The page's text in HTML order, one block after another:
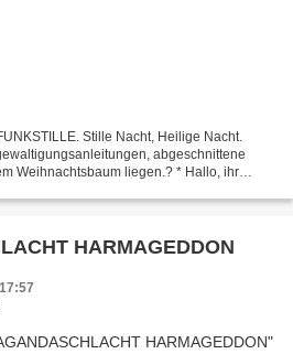
Stille Nacht, Heilige Nacht.
abgeschnittene
Weihnachtsbaum liegen.? * Hallo, ihr
HARMAGEDDON